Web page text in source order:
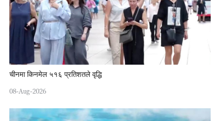
चीनमा किनमेल ५१६ प्रतिशतले वृद्धि
08-Aug-2026